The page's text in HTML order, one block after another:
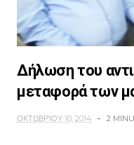
Δήλωση του
μεταφορά των
ΟΚΤΩΒΡΊΟΥ 10, 2014 2